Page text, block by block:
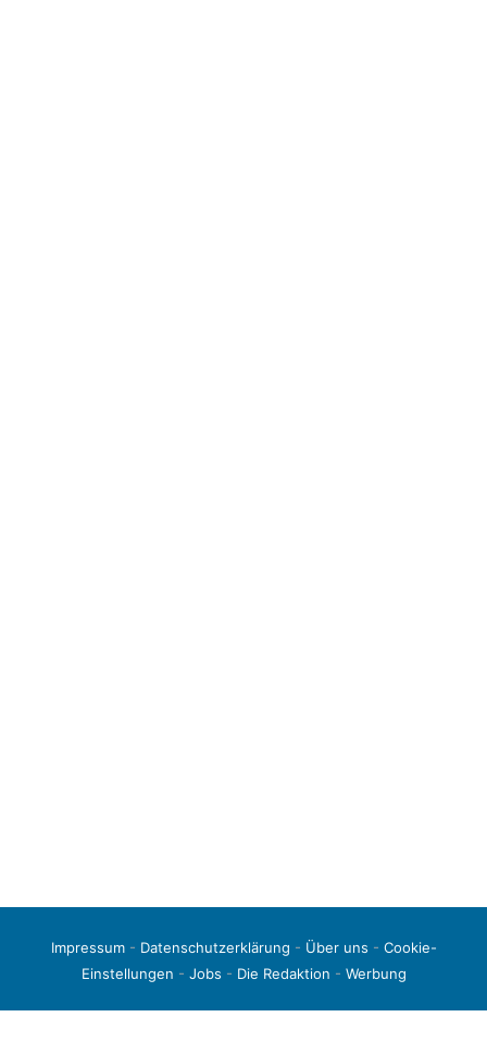
Impressum- Datenschutzerklärung - Über uns - Cookie-
Einstellungen - Jobs - Die Redaktion - Werbung